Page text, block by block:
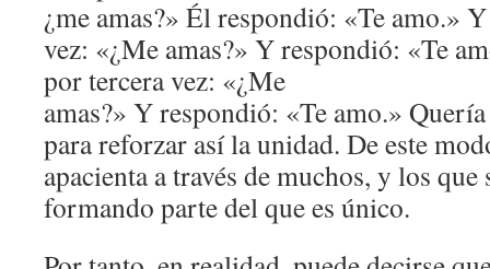
¿me amas?» Él respondió: «Te amo.»
vez: «¿Me amas?» Y respondió: «Te
por tercera vez: «¿Me
amas?» Y respondió: «Te amo.»
para reforzar así la unidad. De este
apacienta a través de muchos, y los
formando parte del que es único.